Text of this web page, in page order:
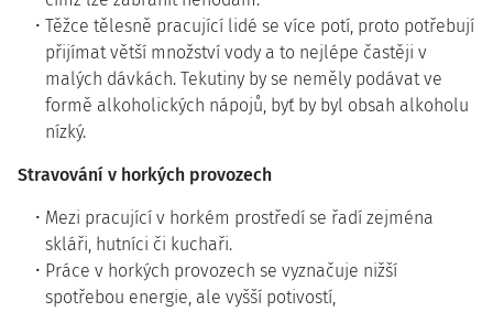
Těžce tělesně pracující lidé se více potí, proto potřebují
přijímat větší množství vody a to nejlépe častěji v
malých dávkách. Tekutiny by se neměly podávat ve
formě alkoholických nápojů, byť by byl obsah alkoholu
nízký.
Stravování v horkých provozech
Mezi pracující v horkém prostředí se řadí zejména
skláři, hutníci či kuchaři.
Práce v horkých provozech se vyznačuje nižší
spotřebou energie, ale vyšší potivostí,